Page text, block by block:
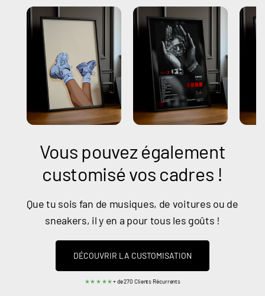
Vous pouvez également
customisé vos cadres !
Que tu sois fan de musiques, de voitures ou de
sneakers, il y en a pour tous les goûts !
DÉCOUVRIR LA CUSTOMISATION
★★★★★+ de 270 Clients Récurrents